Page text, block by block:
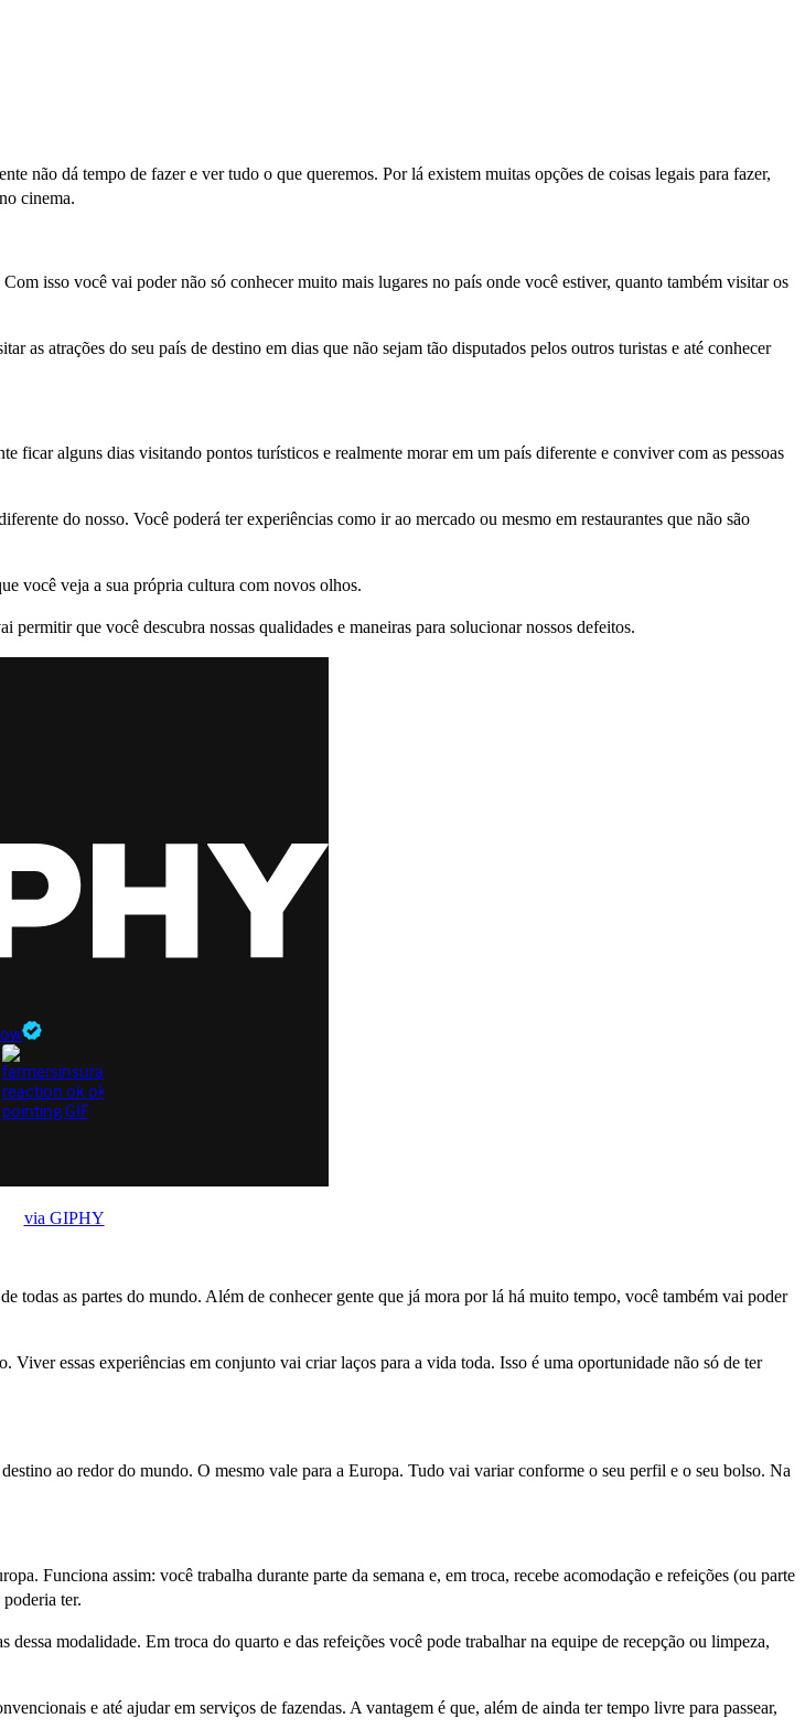
não dá tempo de fazer e ver tudo o que queremos. Por lá existem muitas opções de coisas legais para fazer,
cinema.
isso você vai poder não só conhecer muito mais lugares no país onde você estiver, quanto também visitar os
as atrações do seu país de destino em dias que não sejam tão disputados pelos outros turistas e até conhecer
ficar alguns dias visitando pontos turísticos e realmente morar em um país diferente e conviver com as pessoas
do nosso. Você poderá ter experiências como ir ao mercado ou mesmo em restaurantes que não são
você veja a sua própria cultura com novos olhos.
que você descubra nossas qualidades e maneiras para solucionar nossos defeitos.
via GIPHY
todas as partes do mundo. Além de conhecer gente que já mora por lá há muito tempo, você também vai poder
essas experiências em conjunto vai criar laços para a vida toda. Isso é uma oportunidade não só de ter
ao redor do mundo. O mesmo vale para a Europa. Tudo vai variar conforme o seu perfil e o seu bolso. Na
Funciona assim: você trabalha durante parte da semana e, em troca, recebe acomodação e refeições (ou parte
ter.
modalidade. Em troca do quarto e das refeições você pode trabalhar na equipe de recepção ou limpeza,
e até ajudar em serviços de fazendas. A vantagem é que, além de ainda ter tempo livre para passear,